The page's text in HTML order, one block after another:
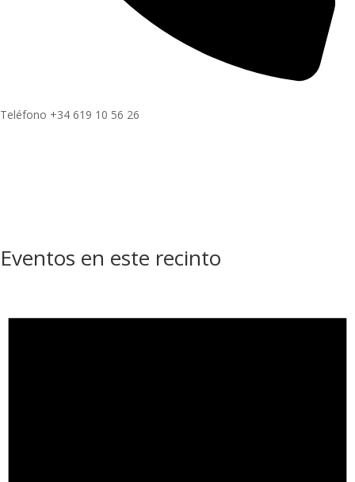
Teléfono +34 619 10 56 26
Eventos en este recinto